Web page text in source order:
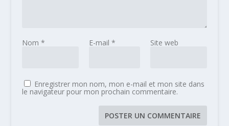
Nom * E-mail * Site web
Enregistrer mon nom, mon e-mail et mon site dans
le navigateur pour mon prochain commentaire.